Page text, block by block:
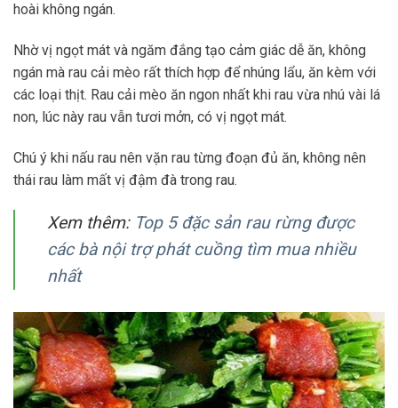
hoài không ngán.
Nhờ vị ngọt mát và ngăm đắng tạo cảm giác dễ ăn, không
ngán mà rau cải mèo rất thích hợp để nhúng lẩu, ăn kèm với
các loại thịt. Rau cải mèo ăn ngon nhất khi rau vừa nhú vài lá
non, lúc này rau vẫn tươi mởn, có vị ngọt mát.
Chú ý khi nấu rau nên vặn rau từng đoạn đủ ăn, không nên
thái rau làm mất vị đậm đà trong rau.
Xem thêm: Top 5 đặc sản rau rừng được
các bà nội trợ phát cuồng tìm mua nhiều
nhất